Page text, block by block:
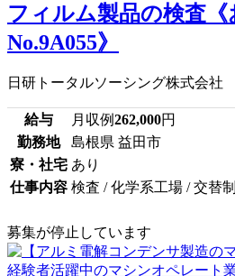
フィルム製品の検査《
No.9A055》
日研トータルソーシング株式会社
給与 月収例262,000円
勤務地
島根県 益田市
寮・社宅 あり
仕事内容 検査 / 化学系工場 / 交替制
募集が停止しています